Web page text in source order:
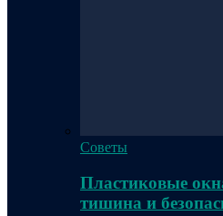
Советы
Пластиковые
тишина и